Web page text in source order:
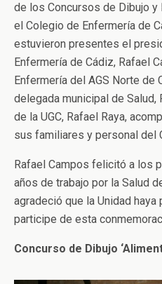
de los Concursos de Dibujo
el Colegio de Enfermería de
estuvieron presentes el
Enfermería de Cádiz, Rafael
Enfermería del AGS Norte de
delegada municipal de
de la UGC, Rafael Raya,
sus familiares y personal del
Rafael Campos felicitó a los
años de trabajo por la Salud
agradeció que la Unidad
participe de esta
Concurso de Dibujo